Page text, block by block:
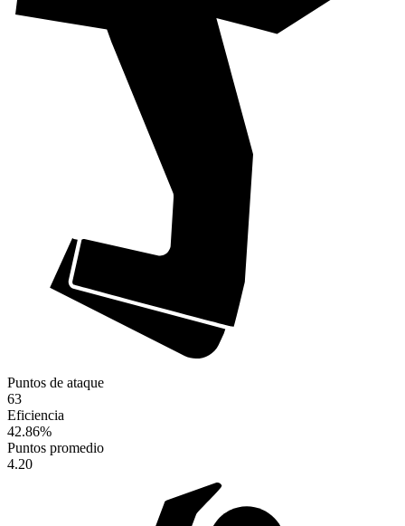
Puntos de ataque
63
Eficiencia
42.86%
Puntos promedio
4.20